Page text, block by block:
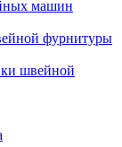
машин
фурнитуры
швейной